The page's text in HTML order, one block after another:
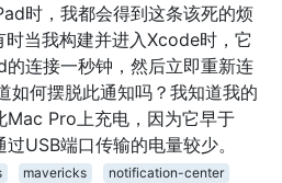
时，我都会得到这条该死的烦
时当我构建并进入Xcode时，它
的连接一秒钟，然后立即重新连
如何摆脱此通知吗？我知道我的
Mac Pro上充电，因为它早于
USB端口传输的电量较少。
mavericks notification-center